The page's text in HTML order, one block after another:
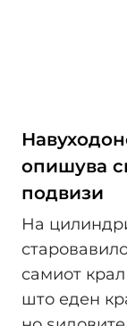
опишува
подвизи
На
самиот
што еден